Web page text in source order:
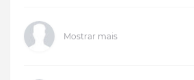
Mostrar mais